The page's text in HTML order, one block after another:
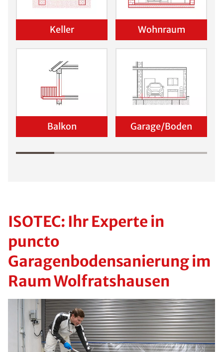
Keller Wohnraum
Balkon Garage/Boden
ISOTEC: Ihr Experte in
puncto
Garagenbodensanierung im
Raum Wolfratshausen